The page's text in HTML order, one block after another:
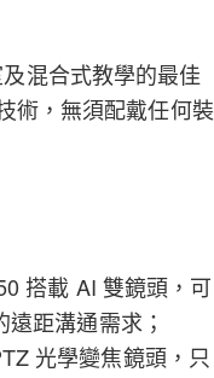
混合式教學的最佳
術，無須配戴任何裝
搭載 AI 雙鏡頭，可
距溝通需求；
光學變焦鏡頭，只